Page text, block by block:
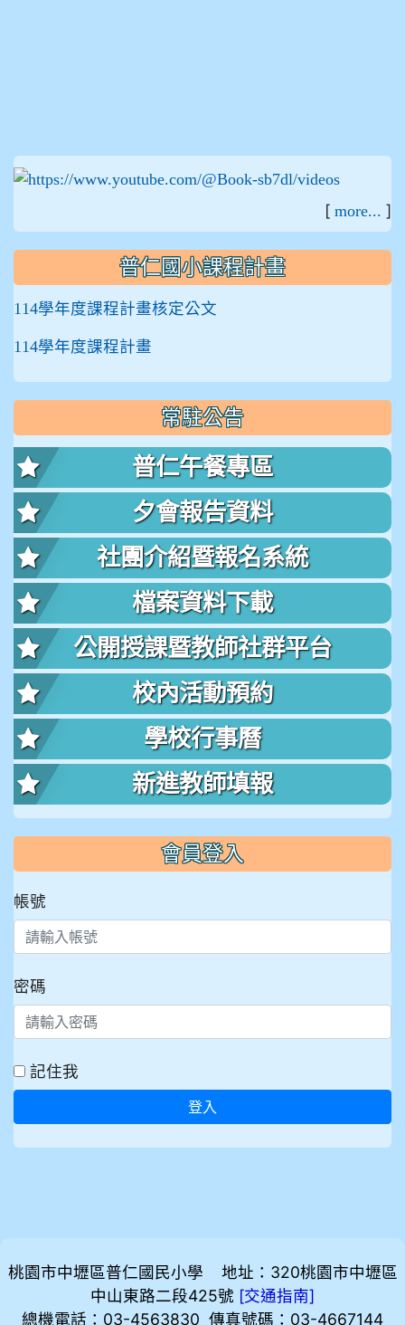
[ more... ]
普仁國小課程計畫
114學年度課程計畫核定公文
114學年度課程計畫
常駐公告
普仁午餐專區
夕會報告資料
社團介紹暨報名系統
檔案資料下載
公開授課暨教師社群平台
校內活動預約
學校行事曆
新進教師填報
會員登入
帳號
密碼
記住我
登入
桃園市中壢區普仁國民小學 地址：320桃園市中壢區
中山東路二段425號 [交通指南]
總機電話：03-4563830 傳真號碼：03-4667144